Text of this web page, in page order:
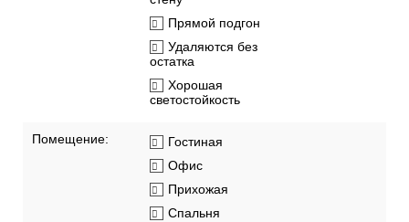
Прямой подгон
Удаляются без
остатка
Хорошая
светостойкость
Помещение:
Гостиная
Офис
Прихожая
Спальня